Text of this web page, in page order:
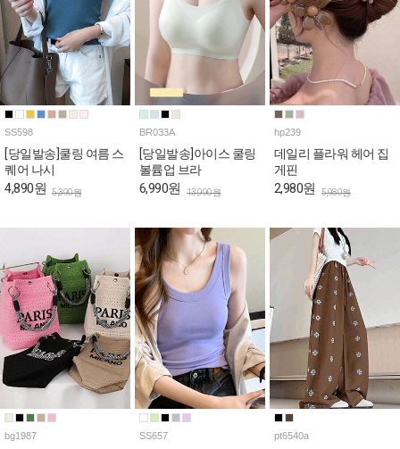
SS598
[당일발송]쿨링 여름 스
퀘어 나시
4,890원 5,390원
BR033A
[당일발송]아이스 쿨링
볼륨업 브라
6,990원 13,990원
hp239
데일리 플라워 헤어 집
게핀
2,980원 5,980원
bg1987 SS657 pt6540a